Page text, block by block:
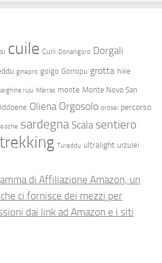
cuile Cuili Donanigoro Dorgali
ginepro golgo Gorropu grotta hike
ruju Marras monte Monte Novo San
Oliena Orgosolo orosei percorso
oche sardegna Scala sentiero
trekking Tureddu ultralight urzulei
di Affiliazione Amazon, un
ci fornisce dei mezzi per
dai link ad Amazon e i siti